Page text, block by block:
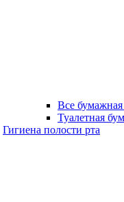
Все
Туалетная
Гигиена полости рта